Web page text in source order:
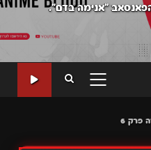
"אנימה בדם".
PRIMARY
פרק 6